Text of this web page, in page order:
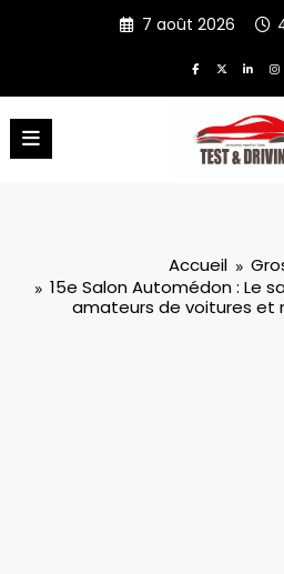
7 août 2026
Accueil
15e Salon Automédon : Le
amateurs de voitures et